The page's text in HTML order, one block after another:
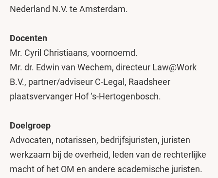
Nederland N.V. te Amsterdam.
Docenten
Mr. Cyril Christiaans, voornoemd.
Mr. dr. Edwin van Wechem, directeur Law@Work
B.V., partner/adviseur C-Legal, Raadsheer
plaatsvervanger Hof ‘s-Hertogenbosch.
Doelgroep
Advocaten, notarissen, bedrijfsjuristen, juristen
werkzaam bij de overheid, leden van de rechterlijke
macht of het OM en andere academische juristen.